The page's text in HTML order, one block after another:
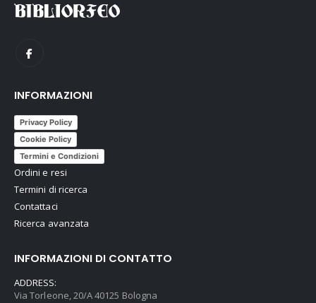
INFORMAZIONI
Privacy Policy
Cookie Policy
Termini e Condizioni
Ordini e resi
Termini di ricerca
Contattaci
Ricerca avanzata
INFORMAZIONI DI CONTATTO
ADDRESS:
Via Torleone, 20/A 40125 Bologna